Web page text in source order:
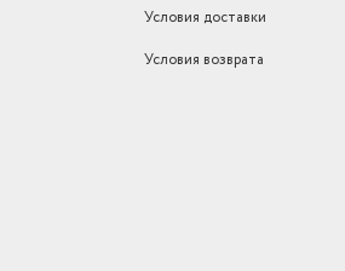
Условия доставки
Условия возврата